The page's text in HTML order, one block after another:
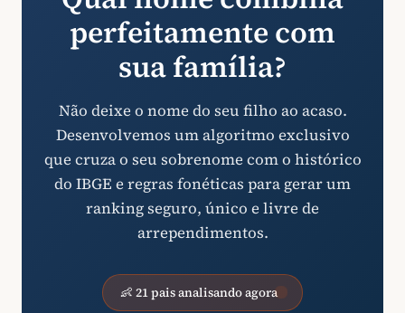
perfeitamente com
sua família?
Não deixe o nome do seu filho ao acaso.
Desenvolvemos um algoritmo exclusivo
que cruza o seu sobrenome com o histórico
do IBGE e regras fonéticas para gerar um
ranking seguro, único e livre de
arrependimentos.
👶 21 pais analisando agora